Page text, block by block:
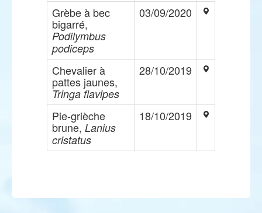
Grèbe à bec
bigarré,
Podilymbus
podiceps
03/09/2020
Chevalier à
pattes jaunes,
Tringa flavipes
28/10/2019
Pie-grièche
brune, Lanius
cristatus
18/10/2019